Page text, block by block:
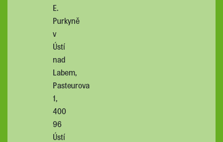
E.
Purkyně
v
Ústí
nad
Labem,
Pasteurova
1,
400
96
Ústí